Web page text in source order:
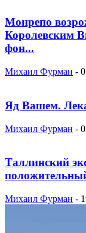
Монрепо
Королевским
фон...
Михаил Фурман -
Яд Вашем.
Михаил Фурман -
Таллинский
Михаил Фурман -